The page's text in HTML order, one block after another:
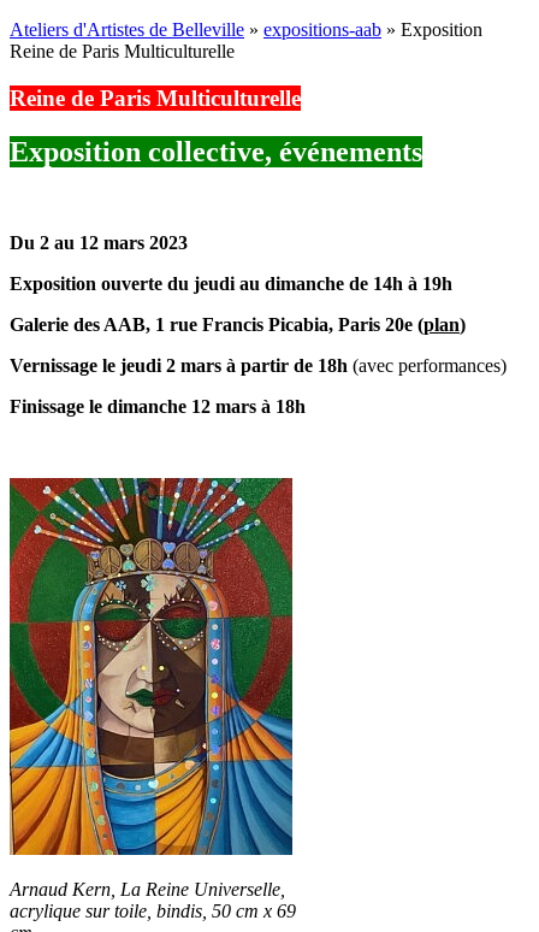
Ateliers d'Artistes de Belleville » expositions-aab » Exposition
Reine de Paris Multiculturelle
Reine de Paris Multiculturelle
Exposition collective, événements
Du 2 au 12 mars 2023
Exposition ouverte du jeudi au dimanche de 14h à 19h
Galerie des AAB, 1 rue Francis Picabia, Paris 20e (plan)
Vernissage le jeudi 2 mars à partir de 18h (avec performances)
Finissage le dimanche 12 mars à 18h
Arnaud Kern, La Reine Universelle,
acrylique sur toile, bindis, 50 cm x 69